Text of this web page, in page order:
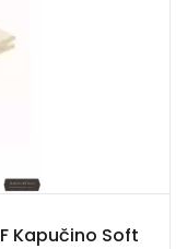
Kapučino Soft